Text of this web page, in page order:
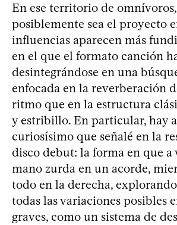
En ese territorio de
posiblemente sea el proyecto
influencias aparecen más
en el que el formato canción
desintegrándose en una
enfocada en la reverberación
ritmo que en la estructura
y estribillo. En particular, hay
curiosísimo que señalé en la
disco debut: la forma en que a
mano zurda en un acorde,
todo en la derecha,
todas las variaciones posibles
graves, como un sistema de